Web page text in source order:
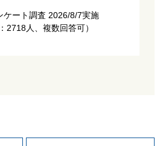
ート調査 2026/8/7実施
2718人、複数回答可）